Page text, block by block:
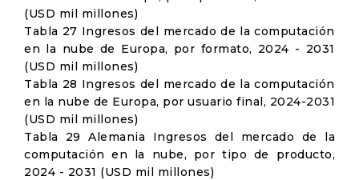
(USD mil millones)
Tabla 27 Ingresos del mercado de la computación
en la nube de Europa, por formato, 2024 - 2031
(USD mil millones)
Tabla 28 Ingresos del mercado de la computación
en la nube de Europa, por usuario final, 2024-2031
(USD mil millones)
Tabla 29 Alemania Ingresos del mercado de la
computación en la nube, por tipo de producto,
2024 - 2031 (USD mil millones)